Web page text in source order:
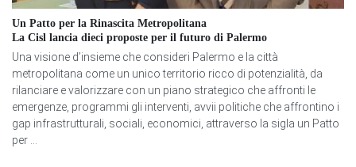
Un Patto per la Rinascita Metropolitana
La Cisl lancia dieci proposte per il futuro di Palermo
Una visione d’insieme che consideri Palermo e la città
metropolitana come un unico territorio ricco di potenzialità, da
rilanciare e valorizzare con un piano strategico che affronti le
emergenze, programmi gli interventi, avvii politiche che affrontino i
gap infrastrutturali, sociali, economici, attraverso la sigla un Patto
per ...